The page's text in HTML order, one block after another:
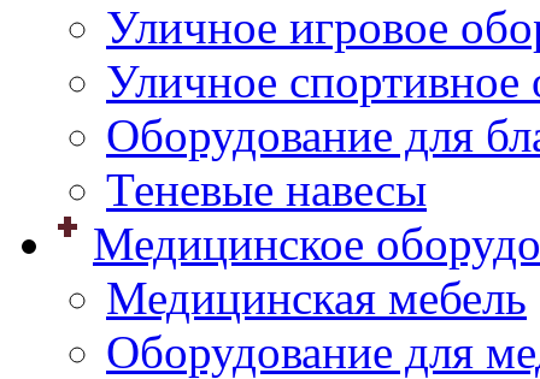
Уличное игровое
Уличное спортивное
Оборудование для
Теневые навесы
Медицинское
Медицинская мебель
Оборудование для